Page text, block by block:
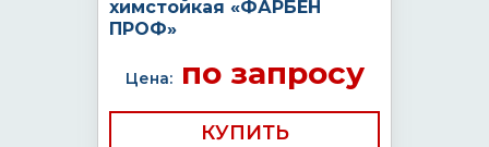
химстойкая «ФАРБЕН
ПРОФ»
Цена:по запросу
КУПИТЬ